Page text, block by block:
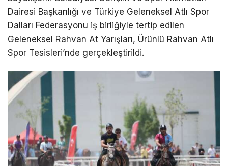
Dairesi Başkanlığı ve Türkiye Geleneksel Atlı Spor
Dalları Federasyonu iş birliğiyle tertip edilen
Geleneksel Rahvan At Yarışları, Ürünlü Rahvan Atlı
Spor Tesisleri’nde gerçekleştirildi.